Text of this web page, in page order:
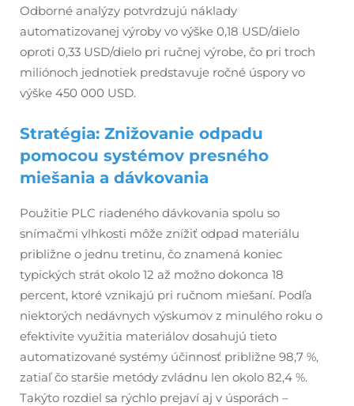
Odborné analýzy potvrdzujú náklady
automatizovanej výroby vo výške 0,18 USD/dielo
oproti 0,33 USD/dielo pri ručnej výrobe, čo pri troch
miliónoch jednotiek predstavuje ročné úspory vo
výške 450 000 USD.
Stratégia: Znižovanie odpadu
pomocou systémov presného
miešania a dávkovania
Použitie PLC riadeného dávkovania spolu so
snímačmi vlhkosti môže znížiť odpad materiálu
približne o jednu tretinu, čo znamená koniec
typických strát okolo 12 až možno dokonca 18
percent, ktoré vznikajú pri ručnom miešaní. Podľa
niektorých nedávnych výskumov z minulého roku o
efektivite využitia materiálov dosahujú tieto
automatizované systémy účinnosť približne 98,7 %,
zatiaľ čo staršie metódy zvládnu len okolo 82,4 %.
Takýto rozdiel sa rýchlo prejaví aj v úsporách –